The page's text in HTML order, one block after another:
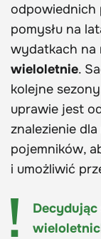
odpowiednich
pomysłu na
wydatkach na
wieloletnie.
kolejne
uprawie jest
znalezienie
pojemników,
i umożliwić